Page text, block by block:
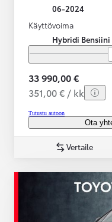
06-2024
Käyttövoima
Hybridi Bensiini
33 990,00 €
351,00 € / kk
Tutustu autoon
Ota
Vertaile